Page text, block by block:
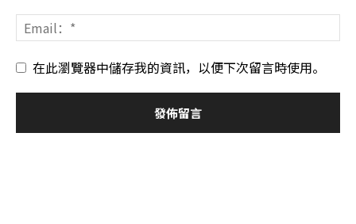
在此瀏覽器中儲存我的資訊，以便下次留言時使用。